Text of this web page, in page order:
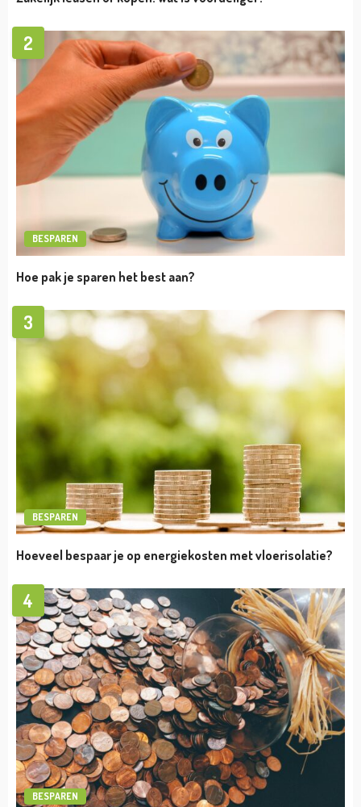
2
BESPAREN
Hoe pak je sparen het best aan?
3
BESPAREN
Hoeveel bespaar je op energiekosten met vloerisolatie?
4
BESPAREN